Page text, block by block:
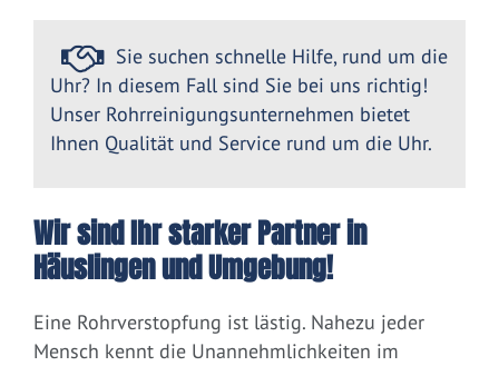
Sie suchen schnelle Hilfe, rund um die
Uhr? In diesem Fall sind Sie bei uns richtig!
Unser Rohrreinigungsunternehmen bietet
Ihnen Qualität und Service rund um die Uhr.
Wir sind Ihr starker Partner in
Häuslingen und Umgebung!
Eine Rohrverstopfung ist lästig. Nahezu jeder
Mensch kennt die Unannehmlichkeiten im